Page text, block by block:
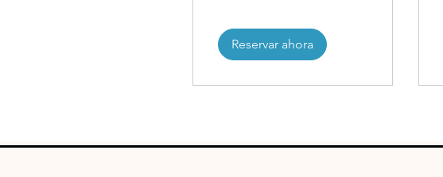
Reservar ahora